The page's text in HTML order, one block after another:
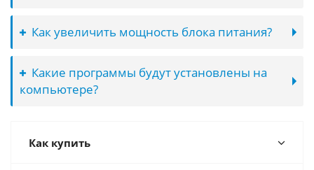
Как увеличить мощность блока питания?
Какие программы будут установлены на
компьютере?
Как купить